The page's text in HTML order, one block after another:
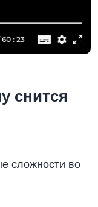
снится
сложности во